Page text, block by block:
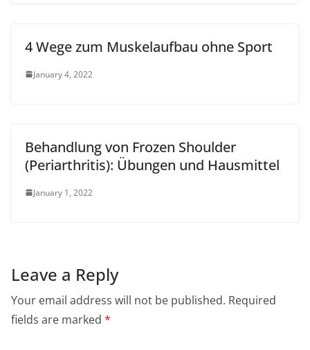
4 Wege zum Muskelaufbau ohne Sport
January 4, 2022
Behandlung von Frozen Shoulder
(Periarthritis): Übungen und Hausmittel
January 1, 2022
Leave a Reply
Your email address will not be published. Required
fields are marked *